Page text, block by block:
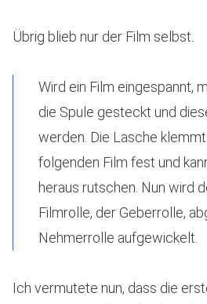
Übrig blieb nur der Film selbst.
Wird ein Film eingespannt,
die Spule gesteckt und
werden. Die Lasche
folgenden Film fest und
heraus rutschen. Nun wird
Filmrolle, der Geberrolle,
Nehmerrolle aufgewickelt.
Ich vermutete nun, dass die